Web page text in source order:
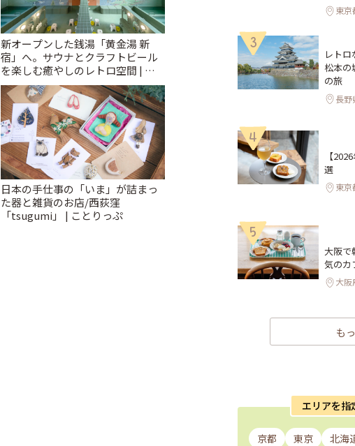
新オープンした銭湯「黄金湯 新
宿」へ。サウナとクラフトビール
を楽しむ癒やしのレトロ空間 | こ
とりっぷ
日本の手仕事の「いま」が詰まっ
た器と雑貨のお店/西荻窪
「tsugumi」 | ことりっぷ
東京
3
レトロ
松本の
の旅
長野
4
【
選
東京
5
大阪で
気のカ
大阪
も
エリアを指
京都 東京 北海